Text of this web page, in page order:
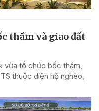
thăm và giao đất
vừa tổ chức bốc thăm,
thuộc diện hộ nghèo,